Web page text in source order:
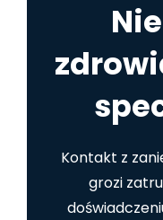
Kontakt z
grozi